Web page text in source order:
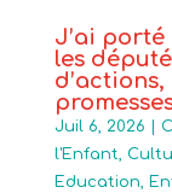
J’ai
les
Juil 6, 2026
l'Enfant,
Education,